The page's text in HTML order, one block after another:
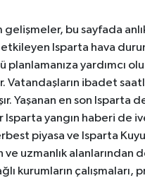
bu sayfada
Isparta hava
planlamanıza yardımcı
Vatandaşların ibadet
Yaşanan en son Isparta
yangın haberi de
piyasa ve Isparta
ve uzmanlık
kurumların